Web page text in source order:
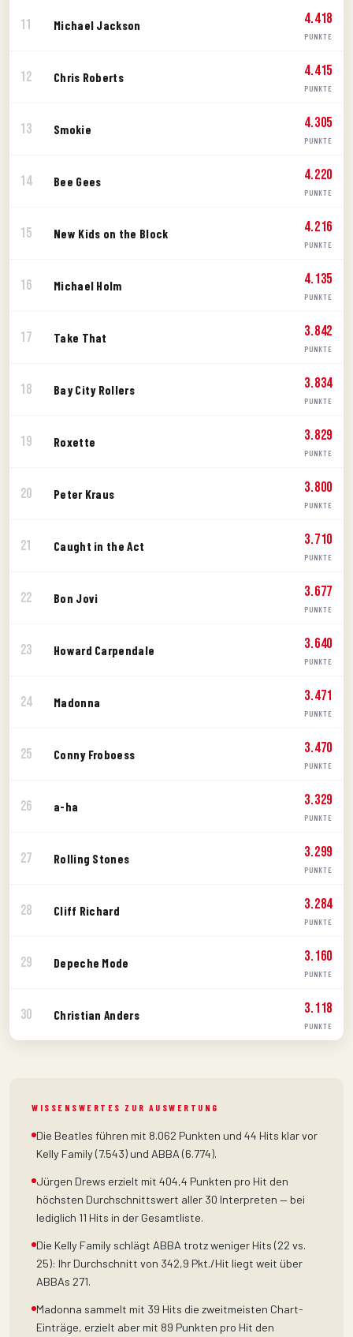
11 Michael Jackson 4.418
PUNKTE
12 Chris Roberts 4.415
PUNKTE
13 Smokie 4.305
PUNKTE
14 Bee Gees 4.220
PUNKTE
15 New Kids on the Block 4.216
PUNKTE
16 Michael Holm 4.135
PUNKTE
17 Take That 3.842
PUNKTE
18 Bay City Rollers 3.834
PUNKTE
19 Roxette 3.829
PUNKTE
20 Peter Kraus 3.800
PUNKTE
21 Caught in the Act 3.710
PUNKTE
22 Bon Jovi 3.677
PUNKTE
23 Howard Carpendale 3.640
PUNKTE
24 Madonna 3.471
PUNKTE
25 Conny Froboess 3.470
PUNKTE
26 a-ha 3.329
PUNKTE
27 Rolling Stones 3.299
PUNKTE
28 Cliff Richard 3.284
PUNKTE
29 Depeche Mode 3.160
PUNKTE
30 Christian Anders 3.118
PUNKTE
WISSENSWERTES ZUR AUSWERTUNG
Die Beatles führen mit 8.062 Punkten und 44 Hits klar vor
Kelly Family (7.543) und ABBA (6.774).
Jürgen Drews erzielt mit 404,4 Punkten pro Hit den
höchsten Durchschnittswert aller 30 Interpreten — bei
lediglich 11 Hits in der Gesamtliste.
Die Kelly Family schlägt ABBA trotz weniger Hits (22 vs.
25): Ihr Durchschnitt von 342,9 Pkt./Hit liegt weit über
ABBAs 271.
Madonna sammelt mit 39 Hits die zweitmeisten Chart-
Einträge, erzielt aber mit 89 Punkten pro Hit den